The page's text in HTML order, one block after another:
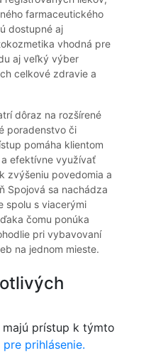
farmaceutického
dostupné aj
vhodná pre
aj veľký výber
celkové zdravie a
dôraz na rozšírené
poradenstvo či
pomáha klientom
efektívne využívať
zvýšeniu povedomia a
Spojová sa nachádza
spolu s viacerými
čomu ponúka
pri vybavovaní
na jednom mieste.
prístup k týmto
prihlásenie.